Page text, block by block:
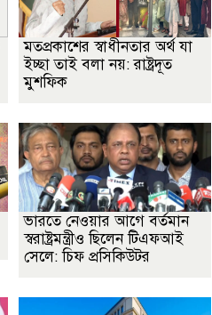
মতপ্রকাশের স্বাধীনতার অর্থ যা
ইচ্ছা তাই বলা নয়: রাষ্ট্রদূত
মুশফিক
ভারতে নেওয়ার আগে বর্তমান
স্বরাষ্ট্রমন্ত্রীও ছিলেন টিএফআই
সেলে: চিফ প্রসিকিউটর